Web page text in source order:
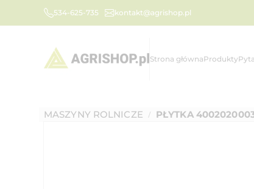
534-625-735 kontakt@agrishop.pl
Strona głównaProdukty
MASZYNY ROLNICZE / PŁYTKA